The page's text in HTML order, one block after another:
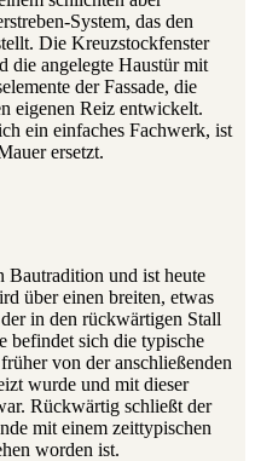
System, das den
Die Kreuzstockfenster
die angelegte Haustür mit
der Fassade, die
eigenen Reiz entwickelt.
ein einfaches Fachwerk, ist
ersetzt.
Bautradition und ist heute
über einen breiten, etwas
in den rückwärtigen Stall
befindet sich die typische
von der anschließenden
wurde und mit dieser
Rückwärtig schließt der
mit einem zeittypischen
worden ist.